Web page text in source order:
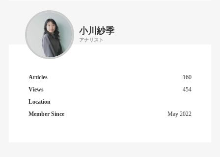
小川紗季
アナリスト
Articles
160
Views
454
Location
Member Since
May 2022